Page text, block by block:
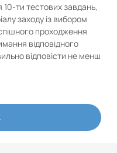
10-ти тестових завдань,
заходу із вибором
проходження
відповідного
відповісти не менш